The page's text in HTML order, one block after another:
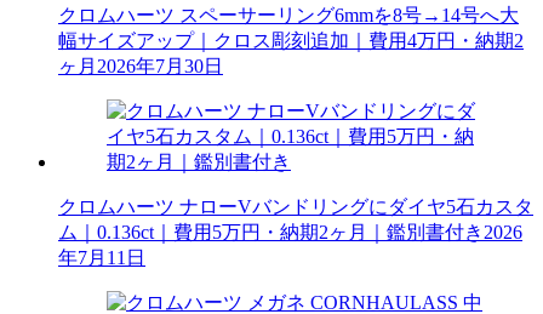
クロムハーツ スペーサーリング6mmを8号→14号へ大
幅サイズアップ｜クロス彫刻追加｜費用4万円・納期2
ヶ月 2026年7月30日
クロムハーツ ナローVバンドリングにダイヤ5石カスタ
ム｜0.136ct｜費用5万円・納期2ヶ月｜鑑別書付き 2026
年7月11日